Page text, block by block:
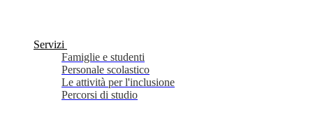
Servizi
Famiglie e studenti
Personale scolastico
Le attività per l'inclusione
Percorsi di studio